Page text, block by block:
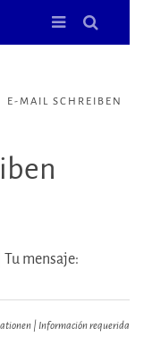
E-MAIL SCHREIBEN
mensaje:
| Información requerida